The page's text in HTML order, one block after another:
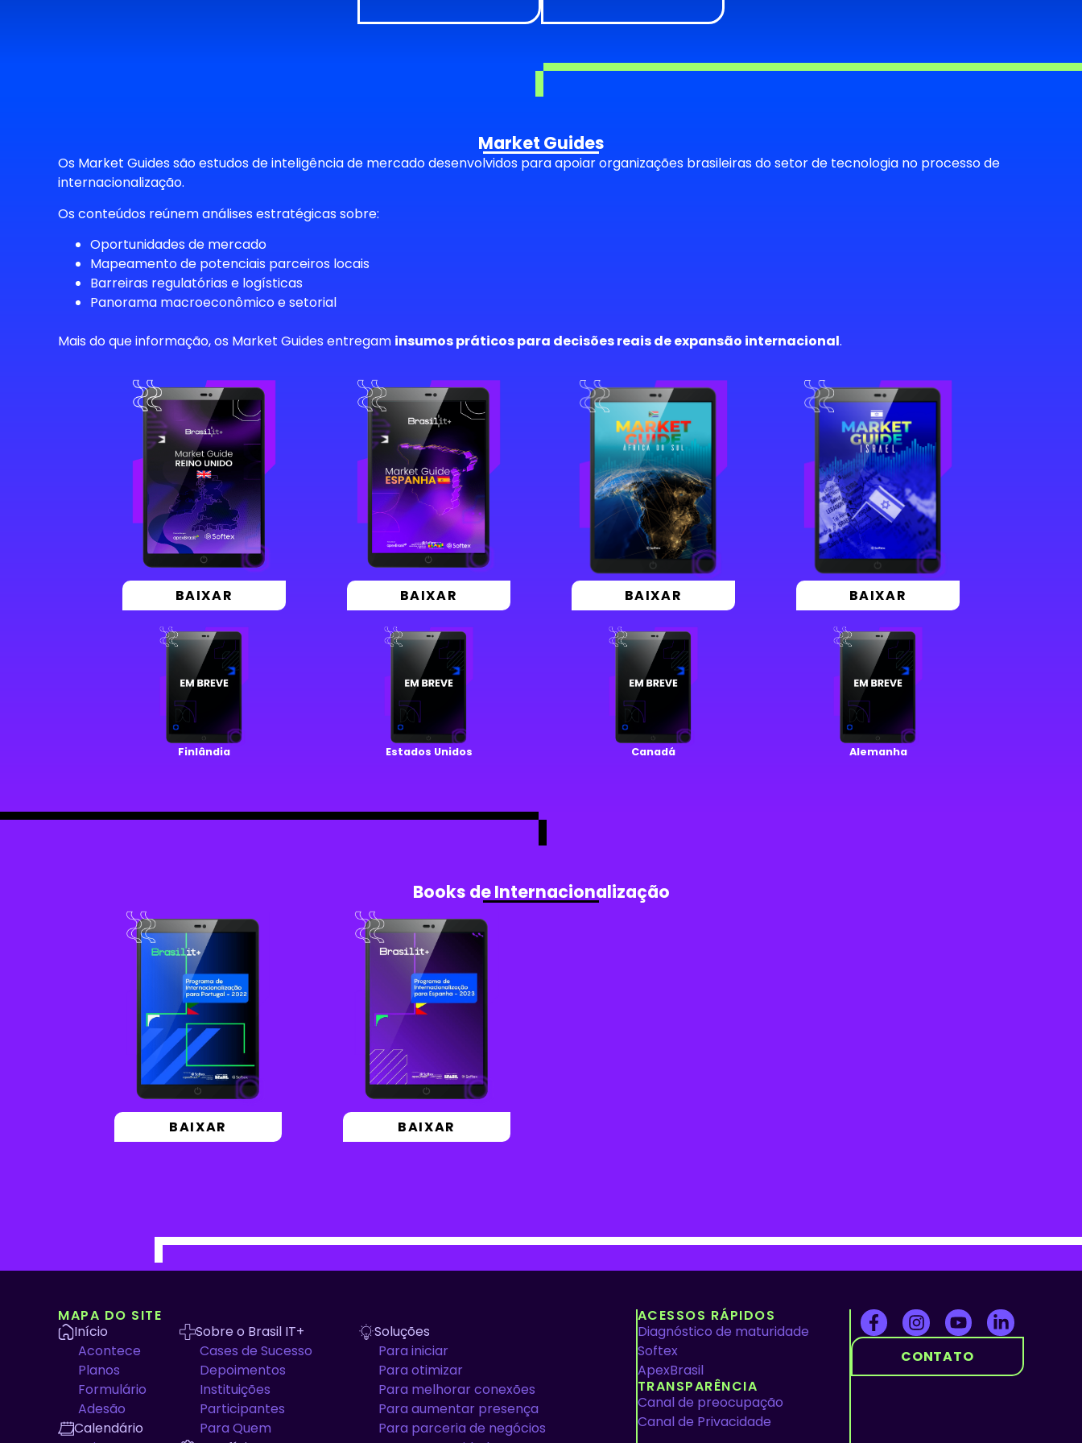
Market Guides
Os Market Guides são estudos de inteligência de mercado desenvolvidos para apoiar organizações brasileiras do setor de tecnologia no processo de
internacionalização.
Os conteúdos reúnem análises estratégicas sobre:
Oportunidades de mercado
Mapeamento de potenciais parceiros locais
Barreiras regulatórias e logísticas
Panorama macroeconômico e setorial
Mais do que informação, os Market Guides entregam insumos práticos para decisões reais de expansão internacional.
BAIXAR BAIXAR BAIXAR BAIXAR
Finlândia Estados Unidos Canadá Alemanha
Books de Internacionalização
BAIXAR BAIXAR
MAPA DO SITE
Início
Acontece
Planos
Formulário
Adesão
Calendário
Sobre o Brasil IT+
Cases de Sucesso
Depoimentos
Instituições
Participantes
Para Quem
Soluções
Para iniciar
Para otimizar
Para melhorar conexões
Para aumentar presença
Para parceria de negócios
ACESSOS RÁPIDOS
Diagnóstico de maturidade
Softex
ApexBrasil
TRANSPARÊNCIA
Canal de preocupação
Canal de Privacidade
CONTATO